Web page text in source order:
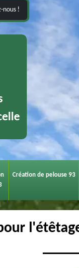
nous !
Création de pelouse 93